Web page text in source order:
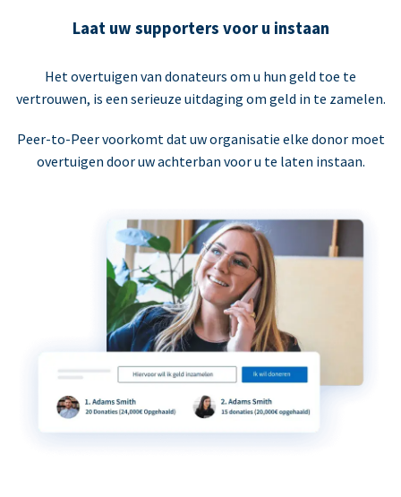
Laat uw supporters voor u instaan
Het overtuigen van donateurs om u hun geld toe te
vertrouwen, is een serieuze uitdaging om geld in te zamelen.
Peer-to-Peer voorkomt dat uw organisatie elke donor moet
overtuigen door uw achterban voor u te laten instaan.